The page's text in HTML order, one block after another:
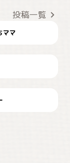
投稿一覧
ママ
ンのお友達邸に